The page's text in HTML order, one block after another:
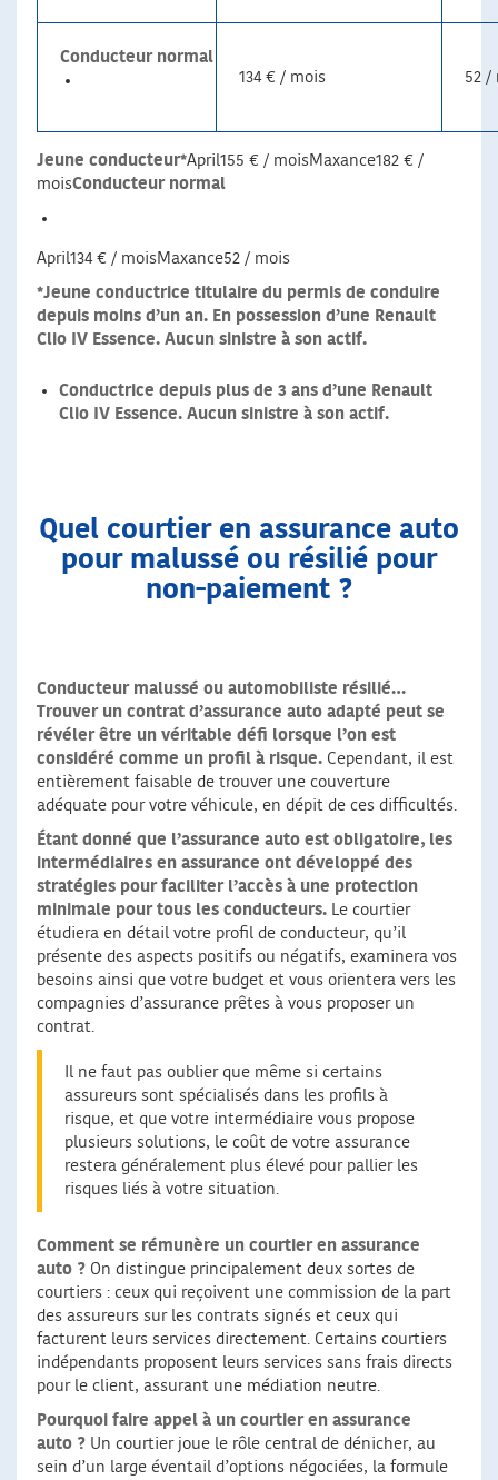
Conducteur normal
134 € / mois
52 /
Jeune conducteur*April155 € / moisMaxance182 € /
moisConducteur normal
April134 € / moisMaxance52 / mois
*Jeune conductrice titulaire du permis de conduire
depuis moins d’un an. En possession d’une Renault
Clio IV Essence. Aucun sinistre à son actif.
Conductrice depuis plus de 3 ans d’une Renault
Clio IV Essence. Aucun sinistre à son actif.
Quel courtier en assurance auto
pour malussé ou résilié pour
non-paiement ?
Conducteur malussé ou automobiliste résilié…
Trouver un contrat d’assurance auto adapté peut se
révéler être un véritable défi lorsque l’on est
considéré comme un profil à risque. Cependant, il est
entièrement faisable de trouver une couverture
adéquate pour votre véhicule, en dépit de ces difficultés.
Étant donné que l’assurance auto est obligatoire, les
intermédiaires en assurance ont développé des
stratégies pour faciliter l’accès à une protection
minimale pour tous les conducteurs. Le courtier
étudiera en détail votre profil de conducteur, qu’il
présente des aspects positifs ou négatifs, examinera vos
besoins ainsi que votre budget et vous orientera vers les
compagnies d’assurance prêtes à vous proposer un
contrat.
Il ne faut pas oublier que même si certains
assureurs sont spécialisés dans les profils à
risque, et que votre intermédiaire vous propose
plusieurs solutions, le coût de votre assurance
restera généralement plus élevé pour pallier les
risques liés à votre situation.
Comment se rémunère un courtier en assurance
auto ? On distingue principalement deux sortes de
courtiers : ceux qui reçoivent une commission de la part
des assureurs sur les contrats signés et ceux qui
facturent leurs services directement. Certains courtiers
indépendants proposent leurs services sans frais directs
pour le client, assurant une médiation neutre.
Pourquoi faire appel à un courtier en assurance
auto ? Un courtier joue le rôle central de dénicher, au
sein d’un large éventail d’options négociées, la formule